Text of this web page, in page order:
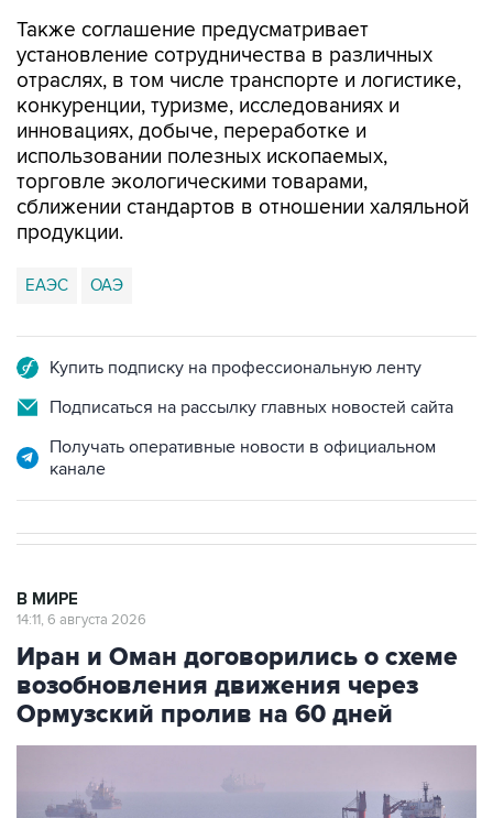
Также соглашение предусматривает
установление сотрудничества в различных
отраслях, в том числе транспорте и логистике,
конкуренции, туризме, исследованиях и
инновациях, добыче, переработке и
использовании полезных ископаемых,
торговле экологическими товарами,
сближении стандартов в отношении халяльной
продукции.
ЕАЭС ОАЭ
Купить подписку на профессиональную ленту
Подписаться на рассылку главных новостей сайта
Получать оперативные новости в официальном
канале
В МИРЕ
14:11, 6 августа 2026
Иран и Оман договорились о схеме
возобновления движения через
Ормузский пролив на 60 дней